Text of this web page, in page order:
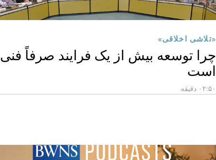
«تلاشی اخلاقی»
چرا توسعه بیش از یک فرایند صرفاً فنی
است
۰۲:۵۰ دقیقه